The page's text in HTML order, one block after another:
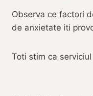
Observa ce factori
de anxietate iti
Toti stim ca